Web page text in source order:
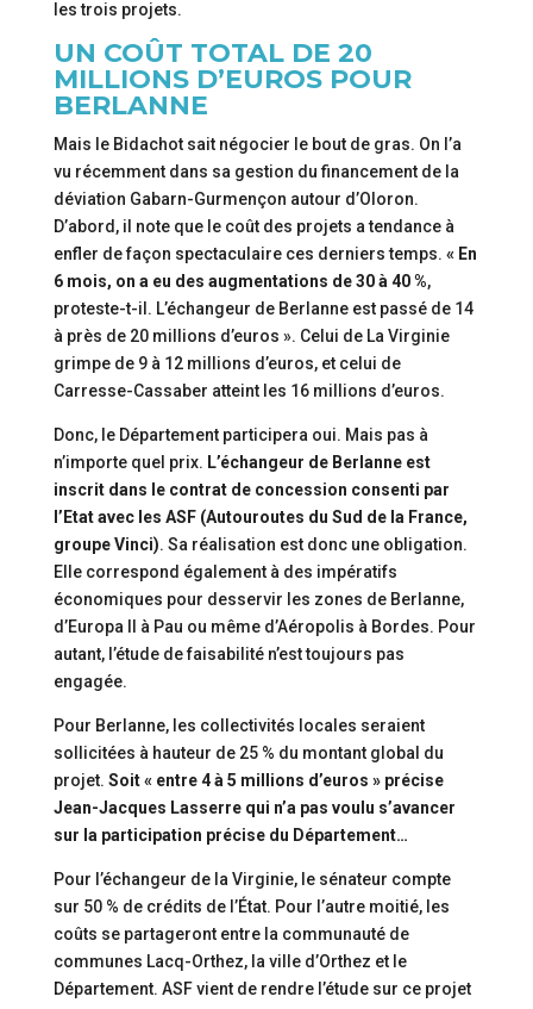
les trois projets.
UN COÛT TOTAL DE 20
MILLIONS D’EUROS POUR
BERLANNE
Mais le Bidachot sait négocier le bout de gras. On l’a
vu récemment dans sa gestion du financement de la
déviation Gabarn-Gurmençon autour d’Oloron.
D’abord, il note que le coût des projets a tendance à
enfler de façon spectaculaire ces derniers temps. « En
6 mois, on a eu des augmentations de 30 à 40 %,
proteste-t-il. L’échangeur de Berlanne est passé de 14
à près de 20 millions d’euros ». Celui de La Virginie
grimpe de 9 à 12 millions d’euros, et celui de
Carresse-Cassaber atteint les 16 millions d’euros.
Donc, le Département participera oui. Mais pas à
n’importe quel prix. L’échangeur de Berlanne est
inscrit dans le contrat de concession consenti par
l’Etat avec les ASF (Autouroutes du Sud de la France,
groupe Vinci). Sa réalisation est donc une obligation.
Elle correspond également à des impératifs
économiques pour desservir les zones de Berlanne,
d’Europa II à Pau ou même d’Aéropolis à Bordes. Pour
autant, l’étude de faisabilité n’est toujours pas
engagée.
Pour Berlanne, les collectivités locales seraient
sollicitées à hauteur de 25 % du montant global du
projet. Soit « entre 4 à 5 millions d’euros » précise
Jean-Jacques Lasserre qui n’a pas voulu s’avancer
sur la participation précise du Département…
Pour l’échangeur de la Virginie, le sénateur compte
sur 50 % de crédits de l’État. Pour l’autre moitié, les
coûts se partageront entre la communauté de
communes Lacq-Orthez, la ville d’Orthez et le
Département. ASF vient de rendre l’étude sur ce projet